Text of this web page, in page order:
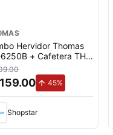
Hervidor Thomas
+ Cafetera TH-
45%
Shopstar